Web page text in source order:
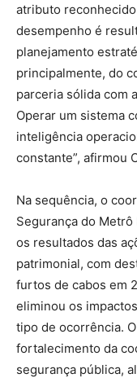
atributo
desempenho é
planejamento
principalmente, do
parceria sólida com
Operar um sistema
inteligência
constante”, afirmou
Na sequência, o
Segurança do
os resultados das
patrimonial, com
furtos de cabos em
eliminou os
tipo de ocorrência.
fortalecimento da
segurança pública,